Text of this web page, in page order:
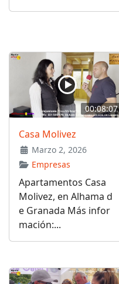
00:08:07
Casa Molivez
Marzo 2, 2026
Empresas
Apartamentos Casa
Molivez, en Alhama d
e Granada Más infor
mación:...